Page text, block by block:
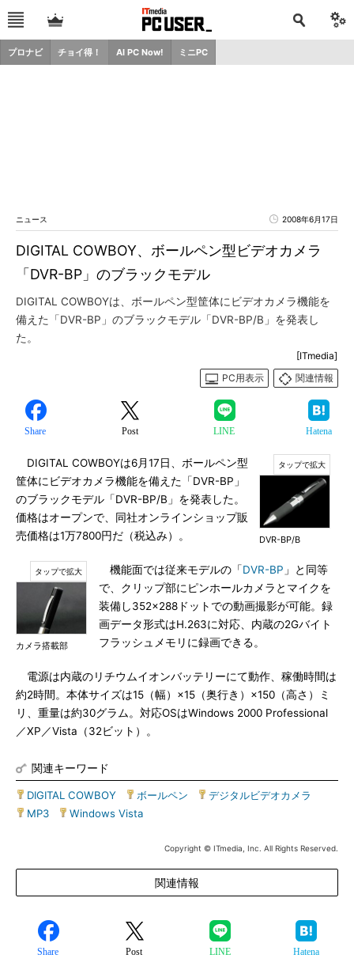
プロナビ チョイ得！ AI PC Now! ミニPC
ニュース 2008年6月17日
DIGITAL COWBOY、ボールペン型ビデオカメラ
「DVR-BP」のブラックモデル
DIGITAL COWBOYは、ボールペン型筐体にビデオカメラ機能を
備えた「DVR-BP」のブラックモデル「DVR-BP/B」を発表し
た。
[ITmedia]
PC用表示
関連情報
Share Post LINE Hatena
DVR-BP/B
DIGITAL COWBOYは6月17日、ボールペン型
筐体にビデオカメラ機能を備えた「DVR-BP」
のブラックモデル「DVR-BP/B」を発表した。
価格はオープンで、同社オンラインショップ販
売価格は1万7800円だ（税込み）。
カメラ搭載部
機能面では従来モデルの「DVR-BP 」と同等
で、クリップ部にピンホールカメラとマイクを
装備し352×288ドットでの動画撮影が可能。録
画データ形式はH.263に対応、内蔵の2Gバイト
フラッシュメモリに録画できる。
電源は内蔵のリチウムイオンバッテリーにて動作、稼働時間は
約2時間。本体サイズは15（幅）×15（奥行き）×150（高さ）ミ
リ、重量は約30グラム。対応OSはWindows 2000 Professional
／XP／Vista（32ビット）。
関連キーワード
DIGITAL COWBOY ボールペン デジタルビデオカメラ
MP3
Windows Vista
Copyright © ITmedia, Inc. All Rights Reserved.
関連情報
Share Post LINE Hatena